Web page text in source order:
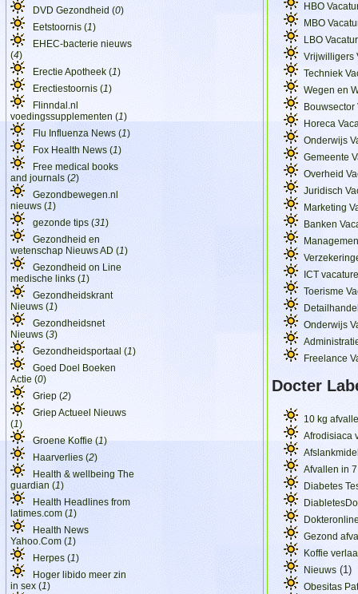
DVD Gezondheid (0)
Eetstoornis (1)
EHEC-bacterie nieuws
(4)
Erectie Apotheek (1)
Erectiestoornis (1)
Flinndal.nl
voedingssupplementen (1)
Flu Influenza News (1)
Fox Health News (1)
Free medical books
and journals (2)
Gezondbewegen.nl
nieuws (1)
gezonde tips (31)
Gezondheid en
wetenschap Nieuws AD (1)
Gezondheid on Line
medische links (1)
Gezondheidskrant
Nieuws (1)
Gezondheidsnet
Nieuws (3)
Gezondheidsportaal (1)
Goed Doel Boeken
Actie (0)
Griep (2)
Griep Actueel Nieuws
(1)
Groene Koffie (1)
Haarverlies (2)
Health & wellbeing The
guardian (1)
Health Headlines from
latimes.com (1)
Health News
Yahoo.Com (1)
Herpes (1)
Hoger libido meer zin
in sex (1)
HBO
MBO
LBO
Vrijwilligers
Techniek
Wegen en
Bouwsector
Horeca
Onderwijs
Gemeente
Overheid
Juridisch
Marketing
Banken
ICT
Toerisme
Onderwijs
Freelance
Docter
10 kg
Afrodisiaca
Afvallen in
Diabetes
Gezond
Koffie
Nieuws (1)
Obesitas